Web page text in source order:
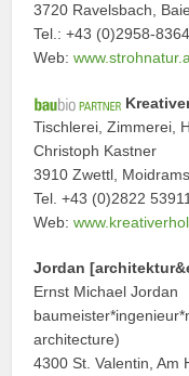
3720 Ravelsbach,
Tel.: +43 (0)2958-
Web:
Tischlerei, Zimmerei,
Christoph Kastner
3910 Zwettl,
Tel. +43 (0)2822 53911
Web:
Jordan
Ernst Michael Jordan
architecture)
4300 St. Valentin, Am